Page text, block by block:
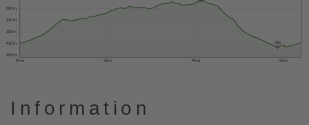
0 km 2 km 4 km 6 km
400 m
450 m
500 m
550 m
600 m
435
Information